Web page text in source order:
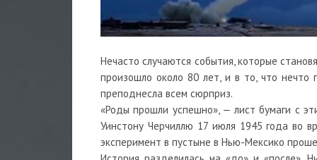
Нечасто случаются события, которые
произошло около 80 лет, и в то, что нечто
преподнесла всем сюрприз.
«Роды прошли успешно», — лист бумаги с
Уинстону Черчиллю 17 июля 1945 года во
эксперимент в пустыне в Нью-Мексико